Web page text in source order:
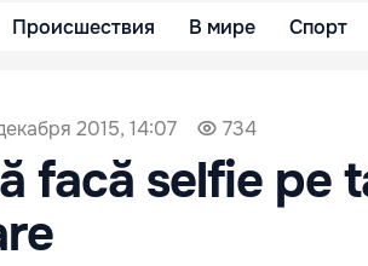
Происшествия В мире Спорт
2015, 14:07 734
facă selfie pe